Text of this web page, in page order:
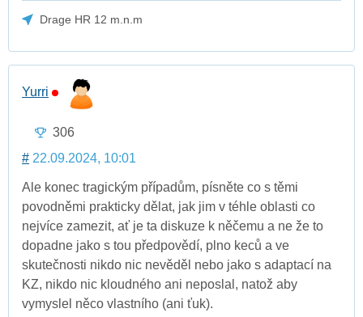
Drage HR 12 m.n.m
Yurri
306
# 22.09.2024, 10:01
Ale konec tragickým případům, písněte co s těmi
povodněmi prakticky dělat, jak jim v téhle oblasti co
nejvíce zamezit, ať je ta diskuze k něčemu a ne že to
dopadne jako s tou předpovědí, plno keců a ve
skutečnosti nikdo nic nevěděl nebo jako s adaptací na
KZ, nikdo nic kloudného ani neposlal, natož aby
vymyslel něco vlastního (ani ťuk).